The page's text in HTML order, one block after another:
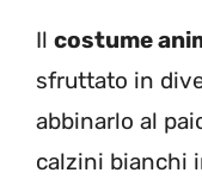
Il costume
sfruttato in
abbinarlo al
calzini bianchi